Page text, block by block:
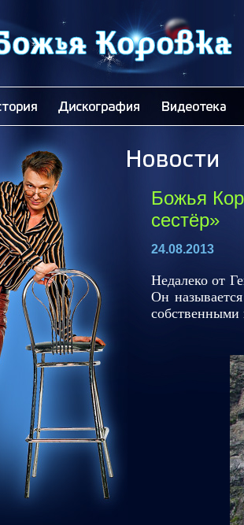
Божья
сестёр»
24.08.2013
Недалеко от
Он
собственными